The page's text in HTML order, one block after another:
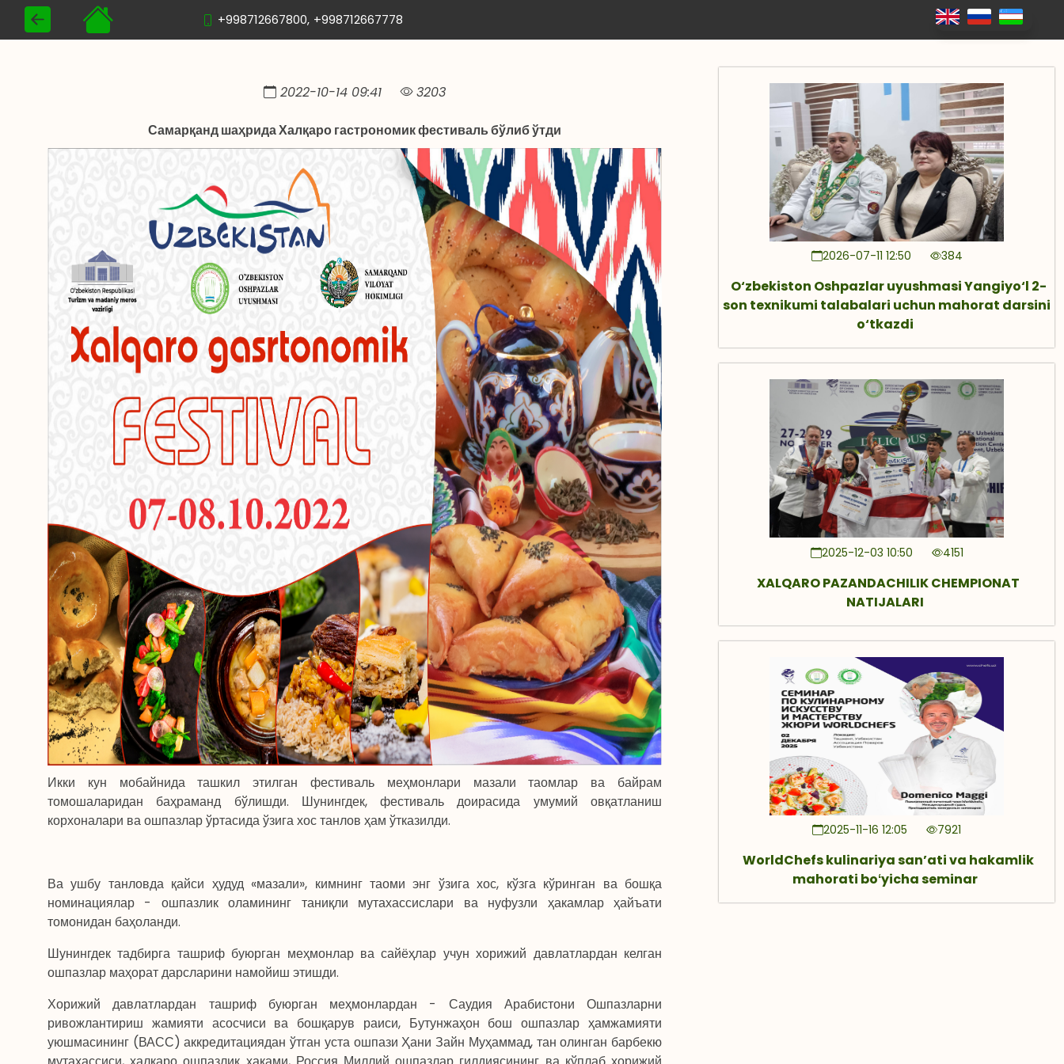
+998712667800, +998712667778
2022-10-14 09:41 3203
Самарқанд шаҳрида Халқаро гастрономик фестиваль бўлиб ўтди
Икки кун мобайнида ташкил этилган фестиваль меҳмонлари мазали таомлар ва байрам
томошаларидан баҳраманд бўлишди. Шунингдек, фестиваль доирасида умумий овқатланиш
корхоналари ва ошпазлар ўртасида ўзига хос танлов ҳам ўтказилди.
Ва ушбу танловда қайси ҳудуд «мазали», кимнинг таоми энг ўзига хос, кўзга кўринган ва бошқа
номинациялар - ошпазлик оламининг таниқли мутахассислари ва нуфузли ҳакамлар ҳайъати
томонидан баҳоланди.
Шунингдек тадбирга ташриф буюрган меҳмонлар ва сайёҳлар учун хорижий давлатлардан келган
ошпазлар маҳорат дарсларини намойиш этишди.
Хорижий давлатлардан ташриф буюрган меҳмонлардан - Саудия Арабистони Ошпазларни
ривожлантириш жамияти асосчиси ва бошқарув раиси, Бутунжаҳон бош ошпазлар ҳамжамияти
уюшмасининг (ВАСС) аккредитациядан ўтган уста ошпази Ҳани Зайн Муҳаммад, тан олинган барбекю
2026-07-11 12:50 384
O‘zbekiston Oshpazlar uyushmasi Yangiyo‘l 2-
son texnikumi talabalari uchun mahorat darsini
o‘tkazdi
2025-12-03 10:50 4151
XALQARO PAZANDACHILIK CHEMPIONAT
NATIJALARI
2025-11-16 12:05 7921
WorldChefs kulinariya sanʼati va hakamlik
mahorati boʻyicha seminar